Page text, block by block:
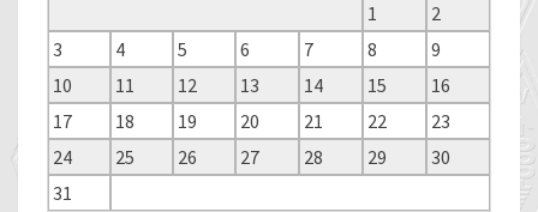
1
2
3
4 5 6 7 8
9
10
11 12 13 14 15
16
17
18 19 20 21 22
23
24
25 26 27 28 29
30
31